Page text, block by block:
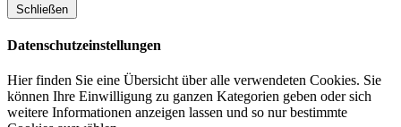
Schließen
Datenschutzeinstellungen
Hier finden Sie eine Übersicht über alle verwendeten Cookies. Sie
können Ihre Einwilligung zu ganzen Kategorien geben oder sich
weitere Informationen anzeigen lassen und so nur bestimmte